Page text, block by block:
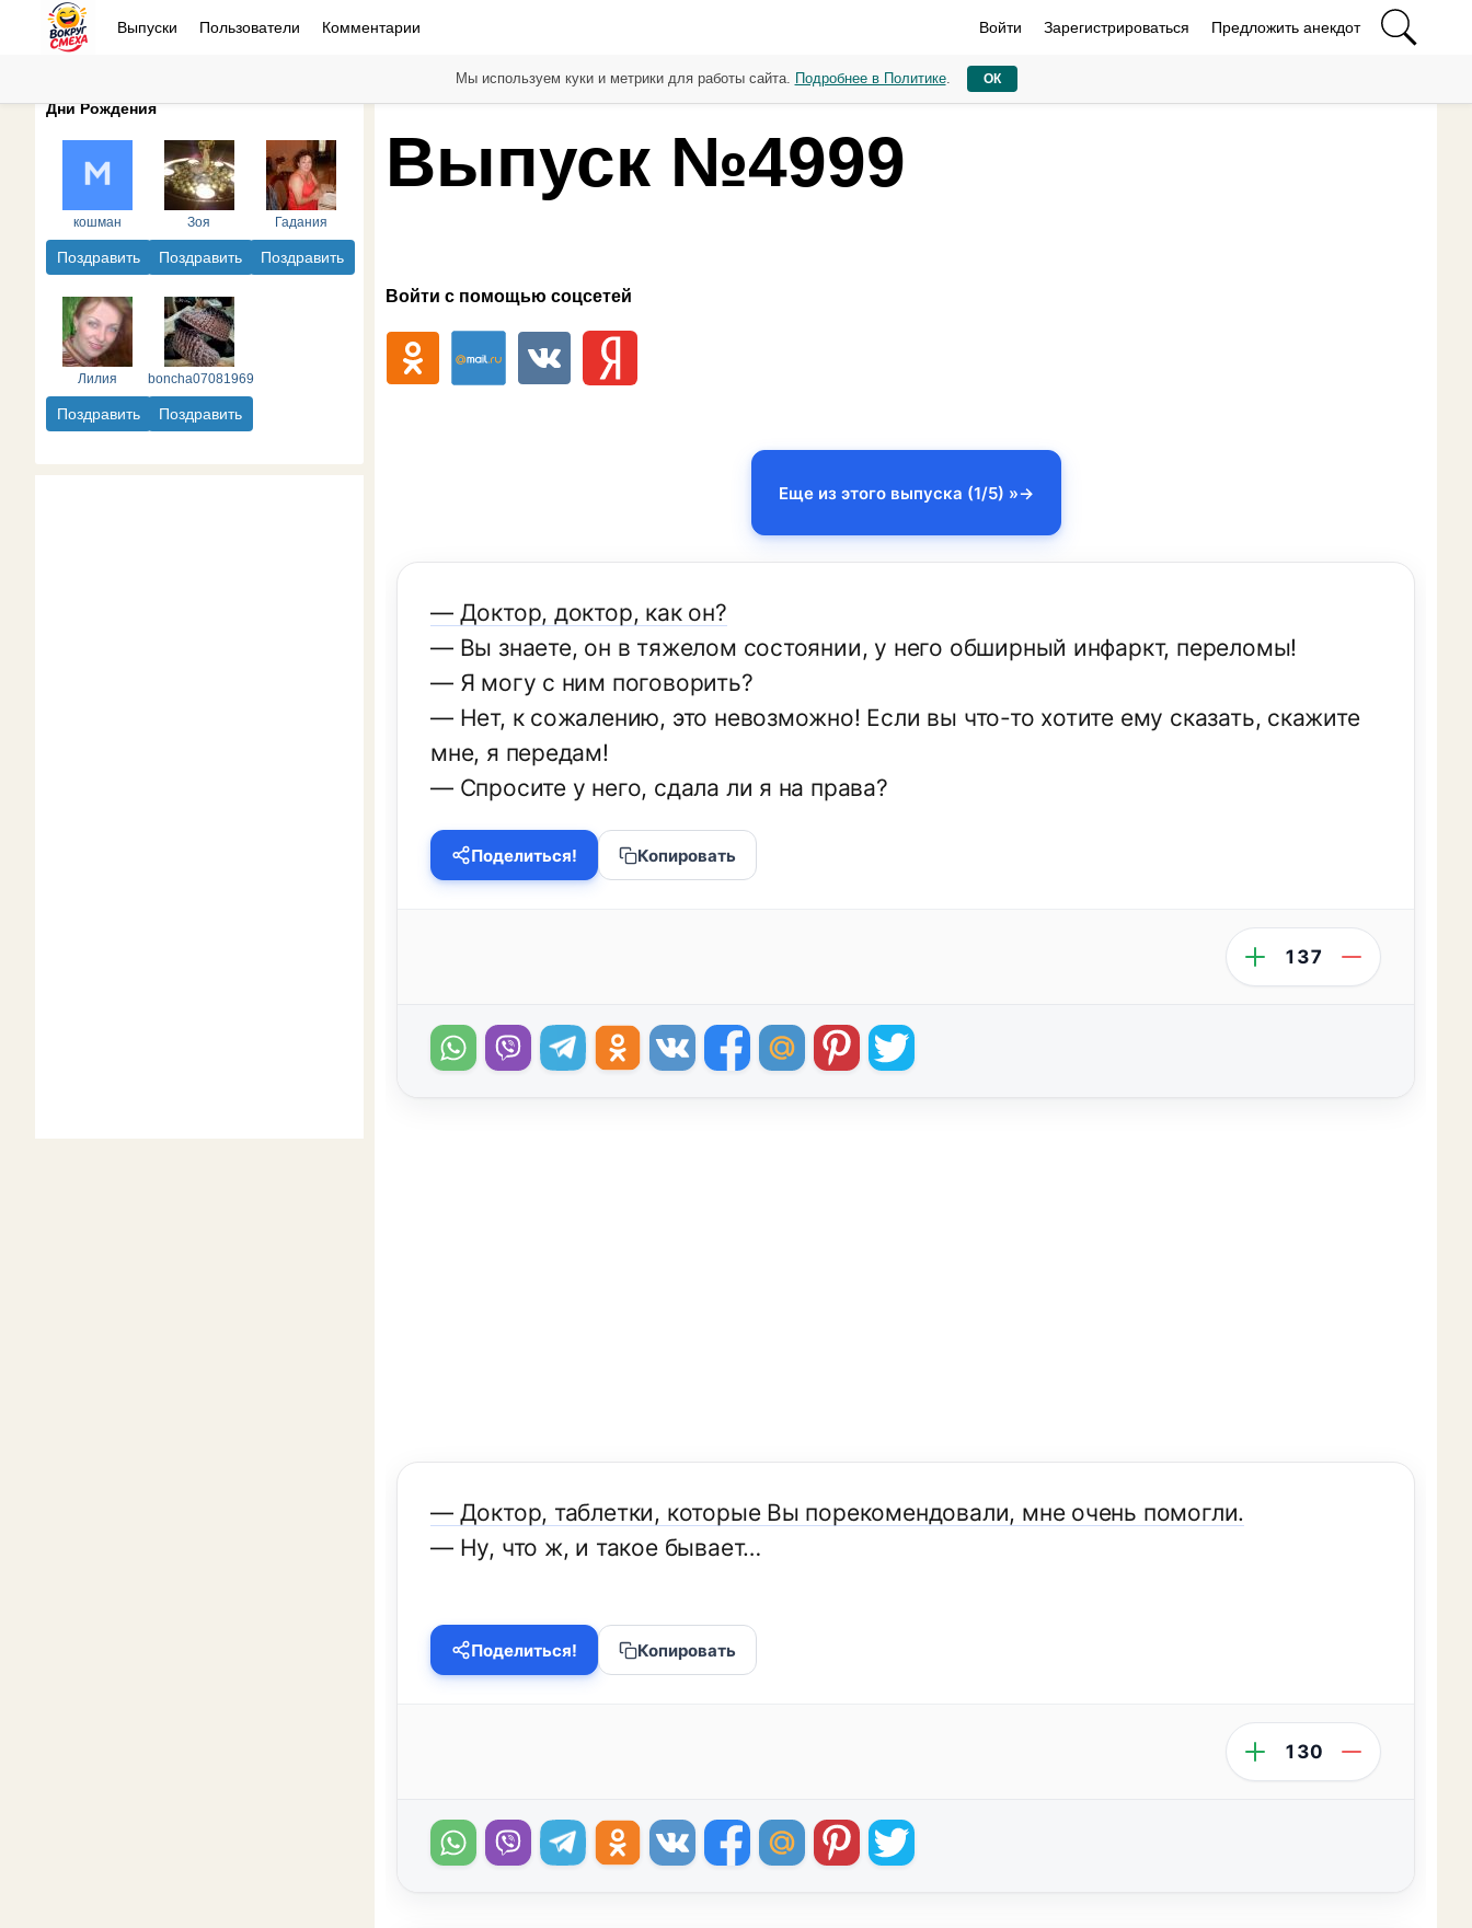
Выпуски Пользователи Комментарии Войти Зарегистрироваться Предложить анекдот
Дни Рождения
кошман
Поздравить
Зоя
Поздравить
Гадания
Поздравить
Лилия
Поздравить
boncha07081969
Поздравить
Выпуск №4999
Войти с помощью соцсетей
Еще из этого выпуска (1/5) »
— Доктор, доктор, как он?
— Вы знаете, он в тяжелом состоянии, у него обширный инфаркт, переломы!
— Я могу с ним поговорить?
— Нет, к сожалению, это невозможно! Если вы что-то хотите ему сказать, скажите
мне, я передам!
— Спросите у него, сдала ли я на права?
Поделиться! Копировать
137
— Доктор, таблетки, которые Вы порекомендовали, мне очень помогли.
— Ну, что ж, и такое бывает…
Поделиться! Копировать
130
Мы используем куки и метрики для работы сайта. Подробнее в Политике. ОК